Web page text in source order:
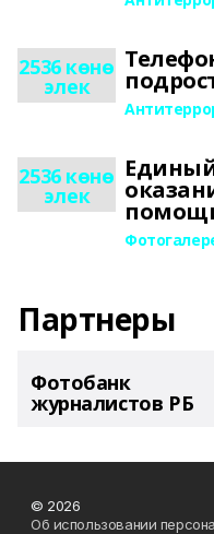
2536 көнө
элек
2536 көнө
элек
Партнеры
Фотобанк
журналистов РБ
© 2026
Об использовании